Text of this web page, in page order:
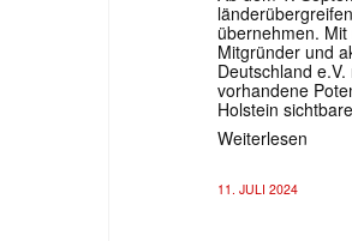
übernehmen.
Mitgründer und
Deutschland
vorhandene
Holstein
Weiterlesen
11. JULI 2024